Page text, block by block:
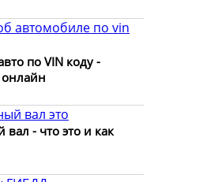
по VIN коду -
онлайн
- что это и как